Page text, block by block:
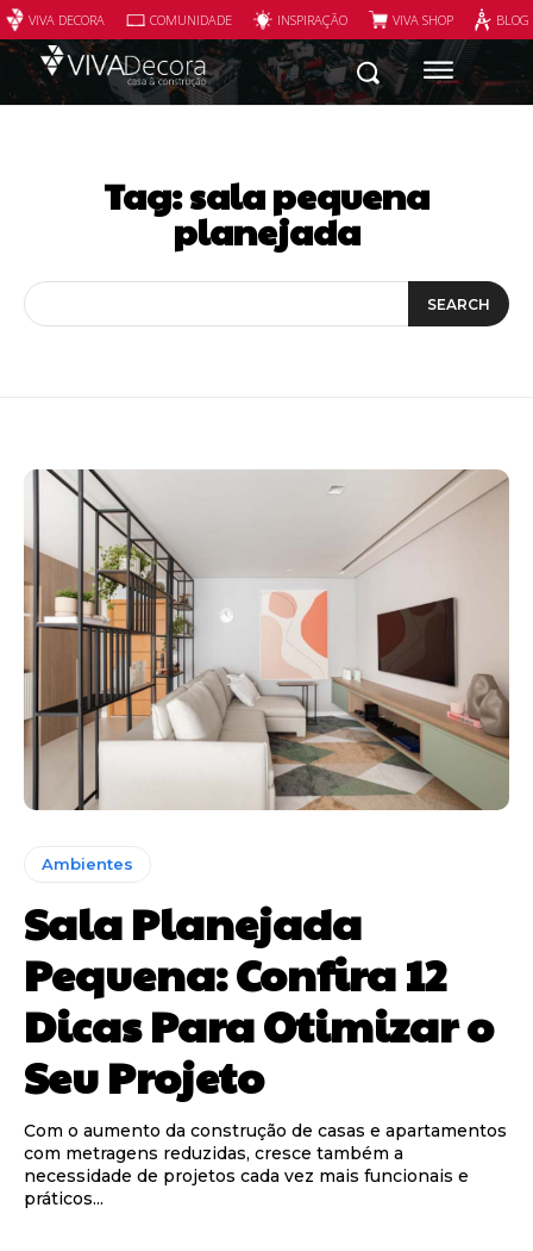
VIVA DECORA COMUNIDADE INSPIRAÇÃO VIVA SHOP
Tag:sala pequena
planejada
SEARCH
Ambientes
Sala Planejada
Pequena: Confira 12
Dicas Para Otimizar o
Seu Projeto
Com o aumento da construção de casas e apartamentos
com metragens reduzidas, cresce também a
necessidade de projetos cada vez mais funcionais e
práticos...